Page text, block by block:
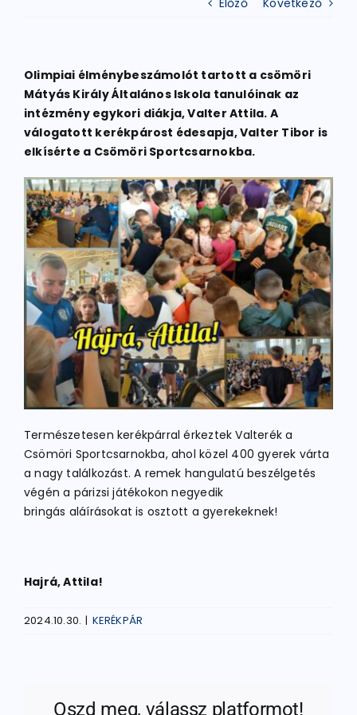
KERÉKPÁR
EGYÉB SPORTÁGAK
PÁLYÁK
ELÉRHETŐSÉGEK
TAGDÍJ BEFIZETÉS
Előző Következő
Olimpiai élménybeszámolót tartott a csömöri
Mátyás Király Általános Iskola tanulóinak az
intézmény egykori diákja, Valter Attila. A
válogatott kerékpárost édesapja, Valter Tibor is
elkísérte a Csömöri Sportcsarnokba.
Természetesen kerékpárral érkeztek Valterék a
Csömöri Sportcsarnokba, ahol közel 400 gyerek várta
a nagy találkozást. A remek hangulatú beszélgetés
végén a párizsi játékokon negyedik
bringás aláírásokat is osztott a gyerekeknek!
Hajrá, Attila!
2024.10.30. | KERÉKPÁR
Oszd meg, válassz platformot!